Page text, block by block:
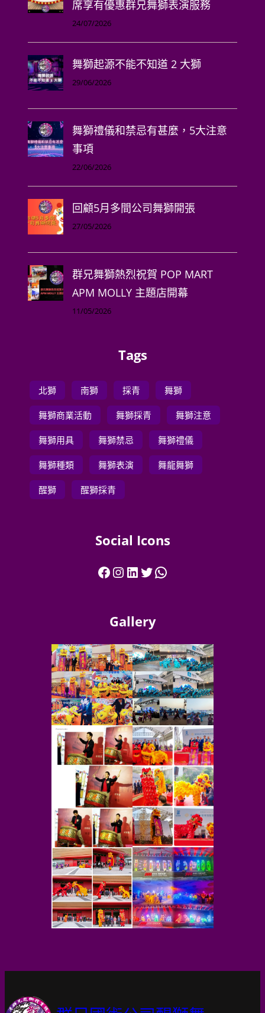
席享有優惠群兄舞獅表演服務
24/07/2026
舞獅起源不能不知道 2 大獅
29/06/2026
舞獅禮儀和禁忌有甚麼，5大注意
事項
22/06/2026
回顧5月多間公司舞獅開張
27/05/2026
群兄舞獅熱烈祝賀 POP MART
APM MOLLY 主題店開幕
11/05/2026
Tags
北獅 南獅 採青 舞獅
舞獅商業活動 舞獅採青 舞獅注意
舞獅用具 舞獅禁忌 舞獅禮儀
舞獅種類 舞獅表演 舞龍舞獅
醒獅 醒獅採青
Social Icons
Gallery